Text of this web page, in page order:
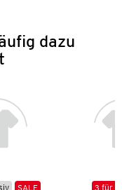
dazu
SALE
3 für 2